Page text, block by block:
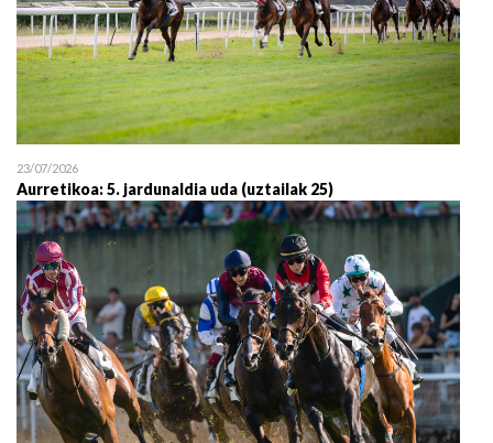
23/07/2026
Aurretikoa: 5. jardunaldia uda (uztailak 25)